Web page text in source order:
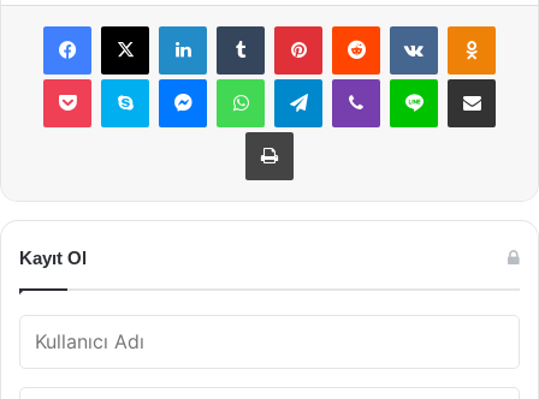
Facebook
X LinkedInTumblr PinterestReddit VKontakte
Pocket Skype MessengerWhatsAppTelegramViber Line E-Posta ile
Yazdır
Kayıt Ol